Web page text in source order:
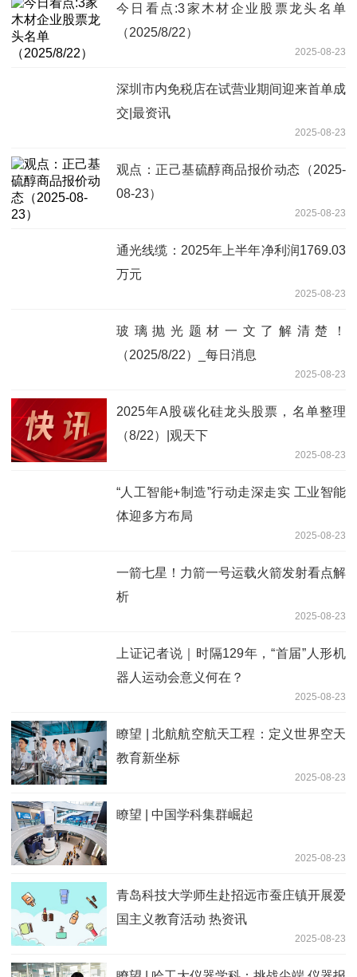
今日看点:3家木材企业股票龙头名单
（2025/8/22）
2025-08-23
深圳市内免税店在试营业期间迎来首单成
交|最资讯
2025-08-23
观点：正己基硫醇商品报价动态（2025-
08-23）
2025-08-23
通光线缆：2025年上半年净利润1769.03
万元
2025-08-23
玻璃抛光题材一文了解清楚！
（2025/8/22）_每日消息
2025-08-23
2025年A股碳化硅龙头股票，名单整理
（8/22）|观天下
2025-08-23
“人工智能+制造”行动走深走实 工业智能
体迎多方布局
2025-08-23
一箭七星！力箭一号运载火箭发射看点解
析
2025-08-23
上证记者说｜时隔129年，“首届”人形机
器人运动会意义何在？
2025-08-23
瞭望 | 北航航空航天工程：定义世界空天
教育新坐标
2025-08-23
瞭望 | 中国学科集群崛起
2025-08-23
青岛科技大学师生赴招远市蚕庄镇开展爱
国主义教育活动 热资讯
2025-08-23